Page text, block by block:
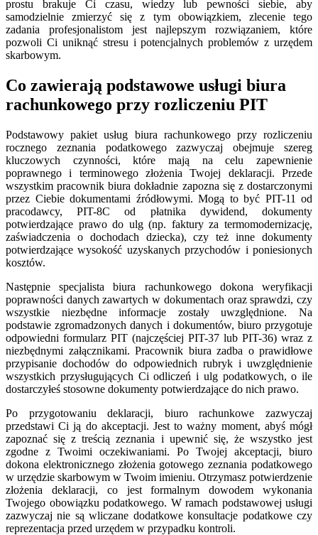
prostu brakuje Ci czasu, wiedzy lub pewności siebie, aby
samodzielnie zmierzyć się z tym obowiązkiem, zlecenie tego
zadania profesjonalistom jest najlepszym rozwiązaniem, które
pozwoli Ci uniknąć stresu i potencjalnych problemów z urzędem
skarbowym.
Co zawierają podstawowe usługi biura
rachunkowego przy rozliczeniu PIT
Podstawowy pakiet usług biura rachunkowego przy rozliczeniu
rocznego zeznania podatkowego zazwyczaj obejmuje szereg
kluczowych czynności, które mają na celu zapewnienie
poprawnego i terminowego złożenia Twojej deklaracji. Przede
wszystkim pracownik biura dokładnie zapozna się z dostarczonymi
przez Ciebie dokumentami źródłowymi. Mogą to być PIT-11 od
pracodawcy, PIT-8C od płatnika dywidend, dokumenty
potwierdzające prawo do ulg (np. faktury za termomodernizację,
zaświadczenia o dochodach dziecka), czy też inne dokumenty
potwierdzające wysokość uzyskanych przychodów i poniesionych
kosztów.
Następnie specjalista biura rachunkowego dokona weryfikacji
poprawności danych zawartych w dokumentach oraz sprawdzi, czy
wszystkie niezbędne informacje zostały uwzględnione. Na
podstawie zgromadzonych danych i dokumentów, biuro przygotuje
odpowiedni formularz PIT (najczęściej PIT-37 lub PIT-36) wraz z
niezbędnymi załącznikami. Pracownik biura zadba o prawidłowe
przypisanie dochodów do odpowiednich rubryk i uwzględnienie
wszystkich przysługujących Ci odliczeń i ulg podatkowych, o ile
dostarczyłeś stosowne dokumenty potwierdzające do nich prawo.
Po przygotowaniu deklaracji, biuro rachunkowe zazwyczaj
przedstawi Ci ją do akceptacji. Jest to ważny moment, abyś mógł
zapoznać się z treścią zeznania i upewnić się, że wszystko jest
zgodne z Twoimi oczekiwaniami. Po Twojej akceptacji, biuro
dokona elektronicznego złożenia gotowego zeznania podatkowego
w urzędzie skarbowym w Twoim imieniu. Otrzymasz potwierdzenie
złożenia deklaracji, co jest formalnym dowodem wykonania
Twojego obowiązku podatkowego. W ramach podstawowej usługi
zazwyczaj nie są wliczane dodatkowe konsultacje podatkowe czy
reprezentacja przed urzędem w przypadku kontroli.